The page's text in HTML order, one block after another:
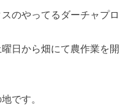
のやってるダーチャプロ
日から畑にて農作業を開
です。